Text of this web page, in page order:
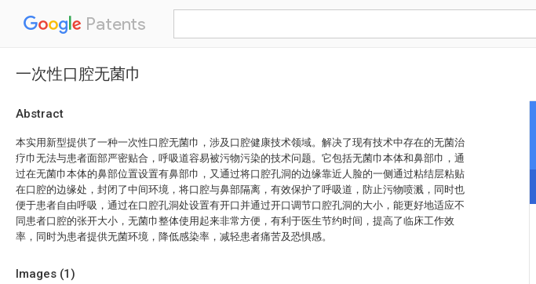
Patents
一次性口腔无菌巾
Abstract
本实用新型提供了一种一次性口腔无菌巾，涉及口腔健康技术领域。解决了现有技术中存在的无菌治
疗巾无法与患者面部严密贴合，呼吸道容易被污物污染的技术问题。它包括无菌巾本体和鼻部巾，通
过在无菌巾本体的鼻部位置设置有鼻部巾，又通过将口腔孔洞的边缘靠近人脸的一侧通过粘结层粘贴
在口腔的边缘处，封闭了中间环境，将口腔与鼻部隔离，有效保护了呼吸道，防止污物喷溅，同时也
便于患者自由呼吸，通过在口腔孔洞处设置有开口并通过开口调节口腔孔洞的大小，能更好地适应不
同患者口腔的张开大小，无菌巾整体使用起来非常方便，有利于医生节约时间，提高了临床工作效
率，同时为患者提供无菌环境，降低感染率，减轻患者痛苦及恐惧感。
Images (1)